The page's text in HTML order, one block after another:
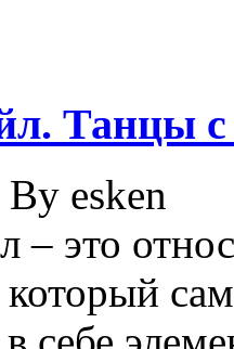
Танцы с
esken
– это
который